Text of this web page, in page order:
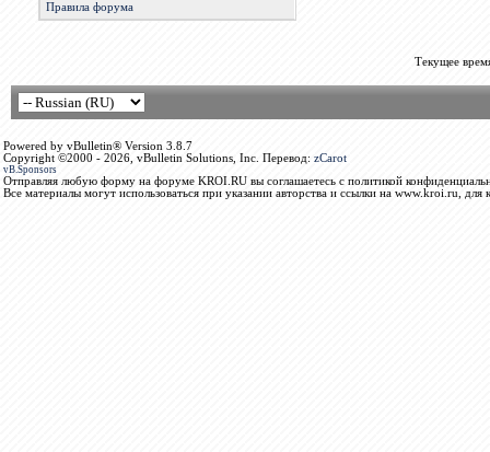
Правила форума
Текущее
Powered by vBulletin® Version 3.8.7
Copyright ©2000 - 2026, vBulletin Solutions, Inc. Перевод: zCarot
vB.Sponsors
Отправляя любую форму на форуме KROI.RU вы соглашаетесь с политикой
Все материалы могут использоваться при указании авторства и ссылки на www.kroi.ru, для